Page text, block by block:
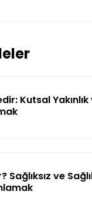
Kutsal
Sağlıksız ve